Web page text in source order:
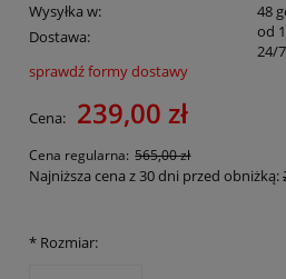
Wysyłka w:
48
Dostawa:
od
24/7
Cena nie zawiera ewentualnych
sprawdź formy dostawy
Cena: 239,00 zł
Cena regularna: 565,00 zł
Najniższa cena z 30 dni przed obniżką:
* Rozmiar: